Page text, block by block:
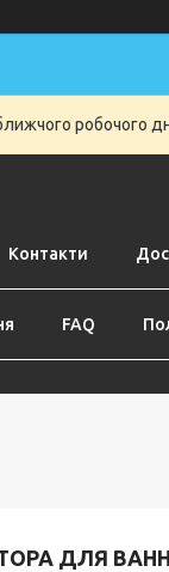
робочого
Контакти
FAQ
ДЛЯ